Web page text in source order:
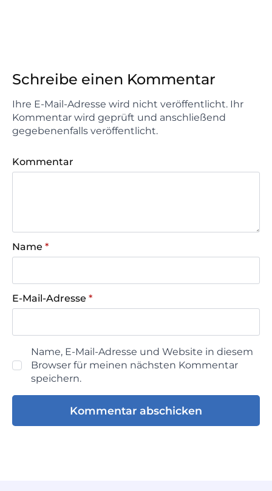
Schreibe einen Kommentar
Ihre E-Mail-Adresse wird nicht veröffentlicht. Ihr
Kommentar wird geprüft und anschließend
gegebenenfalls veröffentlicht.
Kommentar
Name *
E-Mail-Adresse *
Name, E-Mail-Adresse und Website in diesem
Browser für meinen nächsten Kommentar
speichern.